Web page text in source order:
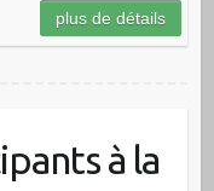
plus de détails
à la